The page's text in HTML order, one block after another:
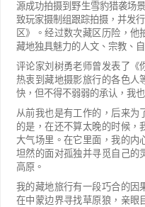
源成功拍摄到野生雪豹猎袭场
致玩家摄制组跟踪拍摄，并发
区》。经过数次藏区历险，他
藏地独具魅力的人文、宗教、
评论家刘树勇老师曾发表了《
热衷到藏地摄影旅行的各色人
快，但不得不弱弱的承认，我
从前我也是有工作的，后来为
的是，在还不算太晚的时候，
大气场里。在它里面，我的内
坦然的面对孤独并寻觅自己的
高原。
我的藏地旅行有一段巧合的因
在中蒙边界寻找草原狼，亲眼